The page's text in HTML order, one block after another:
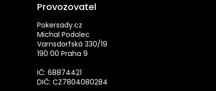
Provozovatel
Pokersady.cz
Michal Podolec
Varnsdorfská 330/19
190 00 Praha 9
IČ: 68874421
DIČ: CZ7804080284